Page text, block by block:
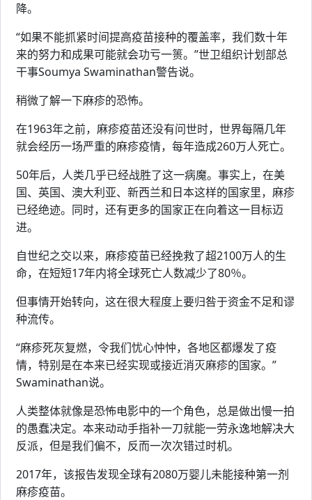
降。
“如果不能抓紧时间提高疫苗接种的覆盖率，我们数十年
来的努力和成果可能就会功亏一篑。”世卫组织计划部总
干事Soumya Swaminathan警告说。
稍微了解一下麻疹的恐怖。
在1963年之前，麻疹疫苗还没有问世时，世界每隔几年
就会经历一场严重的麻疹疫情，每年造成260万人死亡。
50年后，人类几乎已经战胜了这一病魔。事实上，在美
国、英国、澳大利亚、新西兰和日本这样的国家里，麻疹
已经绝迹。同时，还有更多的国家正在向着这一目标迈
进。
自世纪之交以来，麻疹疫苗已经挽救了超2100万人的生
命，在短短17年内将全球死亡人数减少了80％。
但事情开始转向，这在很大程度上要归咎于资金不足和谬
种流传。
“麻疹死灰复燃，令我们忧心忡忡，各地区都爆发了疫
情，特别是在本来已经实现或接近消灭麻疹的国家。”
Swaminathan说。
人类整体就像是恐怖电影中的一个角色，总是做出慢一拍
的愚蠢决定。本来动动手指补一刀就能一劳永逸地解决大
反派，但是我们偏不，反而一次次错过时机。
2017年，该报告发现全球有2080万婴儿未能接种第一剂
麻疹疫苗。